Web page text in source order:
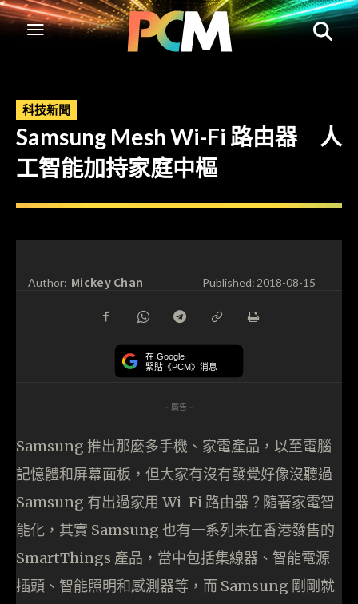
科技新聞
Samsung Mesh Wi-Fi 路由器 人
工智能加持家庭中樞
Author: Mickey Chan Published:2018-08-15
在 Google
緊貼《PCM》消息
- 廣告 -
Samsung 推出那麼多手機、家電產品，以至電腦
記憶體和屏幕面板，但大家有沒有發覺好像沒聽過
Samsung 有出過家用 Wi-Fi 路由器？隨著家電智
能化，其實 Samsung 也有一系列未在香港發售的
SmartThings 產品，當中包括集線器、智能電源
插頭、智能照明和感測器等，而 Samsung 剛剛就